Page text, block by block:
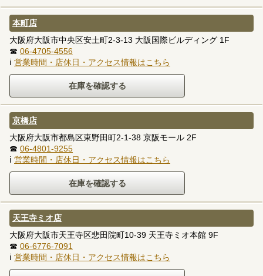
本町店
大阪府大阪市中央区安土町2-3-13 大阪国際ビルディング 1F
☎ 06-4705-4556
ℹ 営業時間・店休日・アクセス情報はこちら
京橋店
大阪府大阪市都島区東野田町2-1-38 京阪モール 2F
☎ 06-4801-9255
ℹ 営業時間・店休日・アクセス情報はこちら
天王寺ミオ店
大阪府大阪市天王寺区悲田院町10-39 天王寺ミオ本館 9F
☎ 06-6776-7091
ℹ 営業時間・店休日・アクセス情報はこちら